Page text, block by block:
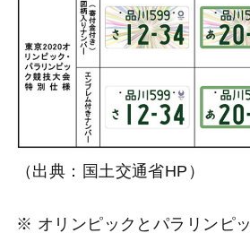
（出典：国土交通省HP）
※ オリンピックとパラリンピ